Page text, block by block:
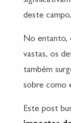
deste campo.
No entanto,
vastas, os
também
sobre como
Este post